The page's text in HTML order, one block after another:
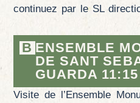
continuez par le SL
B ENSEMBLE
DE SANT
GUARDA
Visite de l’Ensemble